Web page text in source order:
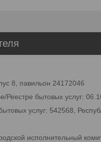
8, павильон 24172046
Реестре бытовых услуг:
услуг: 542568,
исполнительный